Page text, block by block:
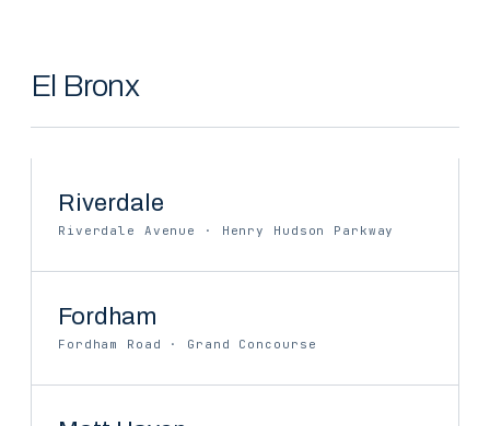
El Bronx
Riverdale
Riverdale Avenue · Henry Hudson Parkway
Fordham
Fordham Road · Grand Concourse